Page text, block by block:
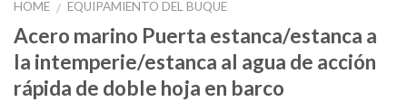
HOME / EQUIPAMIENTO DEL BUQUE
Acero marino Puerta estanca/estanca a
la intemperie/estanca al agua de acción
rápida de doble hoja en barco